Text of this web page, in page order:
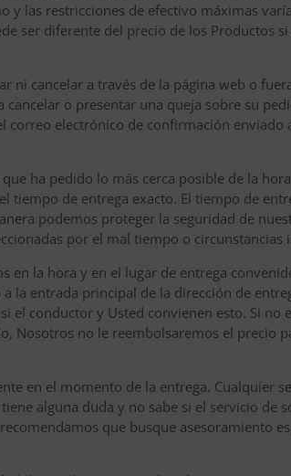
las restricciones de efectivo máximas
ser diferente del precio de los Productos
ni cancelar a través de la página web o
o presentar una queja sobre su
correo electrónico de confirmación enviado
ha pedido lo más cerca posible de la
tiempo de entrega exacto. El tiempo de
podemos proteger la seguridad de
por el mal tiempo o circunstancias
en la hora y en el lugar de entrega
la entrada principal de la dirección de
el conductor y Usted convienen esto. Si no
Nosotros no le reembolsaremos el precio
en el momento de la entrega. Cualquier
alguna duda y no sabe si el servicio de
que busque asesoramiento